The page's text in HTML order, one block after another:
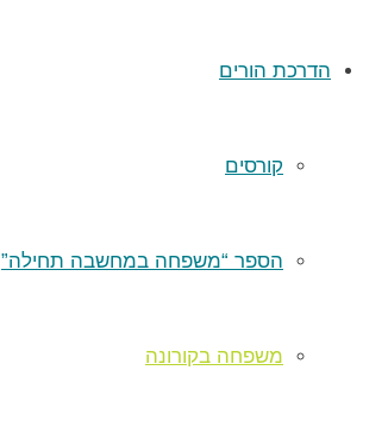
הדרכת הורים
קורסים
הספר “משפחה במחשבה תחילה”
משפחה בקורונה